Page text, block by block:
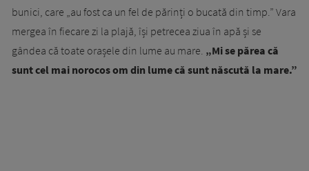
bunici, care „au fost ca un fel de părinți o bucată din timp.” Vara
mergea în fiecare zi la plajă, își petrecea ziua în apă și se
gândea că toate orașele din lume au mare. „Mi se părea că
sunt cel mai norocos om din lume că sunt născută la mare.”